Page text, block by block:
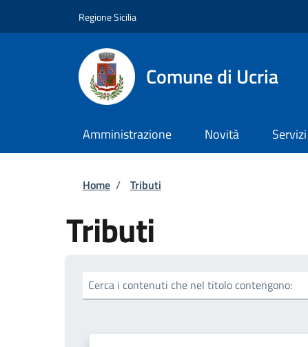
Regione Sicilia
Comune di Ucria
Amministrazione Novità Servizi
Briciole di pane
Home / Tributi
Tributi
Cerca i contenuti che nel titolo contengono: